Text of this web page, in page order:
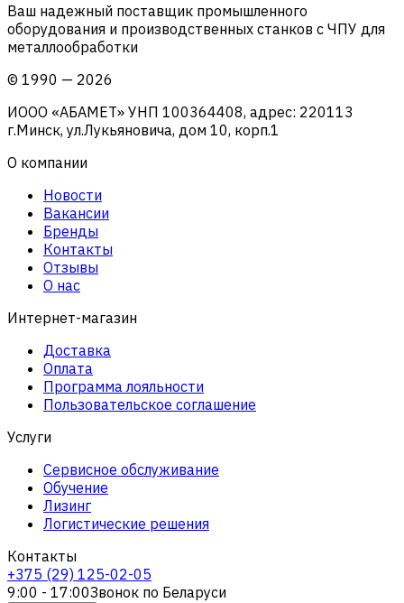
Ваш надежный поставщик промышленного
оборудования и производственных станков с ЧПУ для
металлообработки
© 1990 — 2026
ИООО «АБАМЕТ» УНП 100364408, адрес: 220113
г.Минск, ул.Лукьяновича, дом 10, корп.1
О компании
Новости
Вакансии
Бренды
Контакты
Отзывы
О нас
Интернет-магазин
Доставка
Оплата
Программа лояльности
Пользовательское соглашение
Услуги
Сервисное обслуживание
Обучение
Лизинг
Логистические решения
Контакты
+375 (29) 125-02-05
9:00 - 17:00Звонок по Беларуси